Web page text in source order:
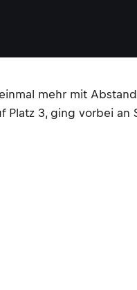
mehr mit
3, ging vorbei an